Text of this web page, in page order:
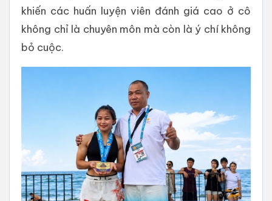
khiến các huấn luyện viên đánh giá cao ở cô
không chỉ là chuyên môn mà còn là ý chí không
bỏ cuộc.